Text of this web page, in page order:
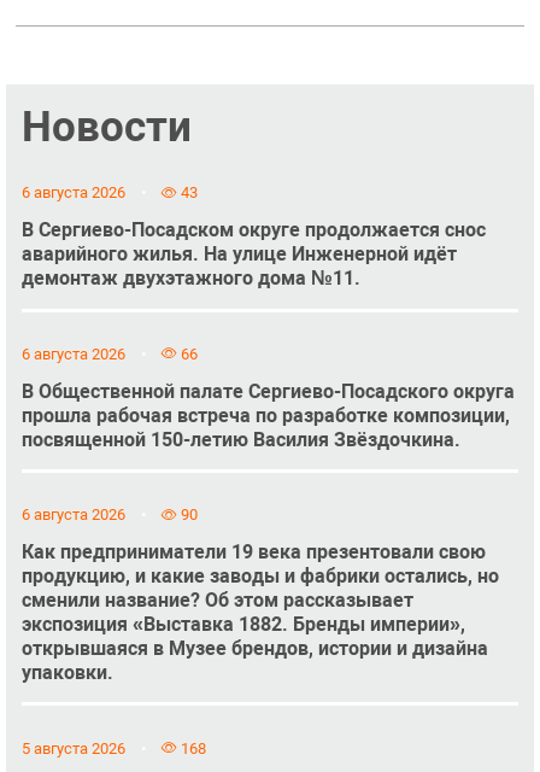
Новости
6 августа 2026 43
В Сергиево-Посадском округе продолжается снос
аварийного жилья. На улице Инженерной идёт
демонтаж двухэтажного дома №11.
6 августа 2026 66
В Общественной палате Сергиево-Посадского округа
прошла рабочая встреча по разработке композиции,
посвященной 150-летию Василия Звёздочкина.
6 августа 2026 90
Как предприниматели 19 века презентовали свою
продукцию, и какие заводы и фабрики остались, но
сменили название? Об этом рассказывает
экспозиция «Выставка 1882. Бренды империи»,
открывшаяся в Музее брендов, истории и дизайна
упаковки.
5 августа 2026 168